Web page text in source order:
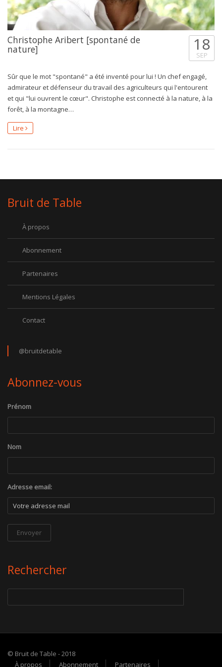
Christophe Aribert [spontané de
nature] 18
SEP
Sûr que le mot "spontané" a été inventé pour lui ! Un chef engagé,
admirateur et défenseur du travail des agriculteurs qui l'entourent
et qui "lui ouvrent le cœur". Christophe est connecté à la nature, à la
forêt, à la montagne…
Lire
Bruit de Table
À propos
Abonnement
Partenaires
Mentions Légales
Contact
@bruitdetable
Abonnez-vous
Prénom
Nom
Adresse email:
Rechercher
© Bruit de Table - 2018
À propos
Abonnement Partenaires